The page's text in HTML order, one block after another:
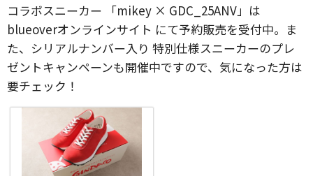
コラボスニーカー 「mikey × GDC_25ANV」は
blueoverオンラインサイト にて予約販売を受付中。ま
た、シリアルナンバー入り 特別仕様スニーカーのプレ
ゼントキャンペーンも開催中ですので、気になった方は
要チェック！